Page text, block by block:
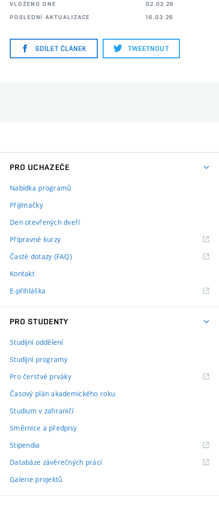
VLOŽENO DNE
02.02.26
POSLEDNÍ AKTUALIZACE
16.03.26
SDÍLET ČLÁNEK TWEETNOUT
PRO UCHAZEČE
Nabídka programů
Přijímačky
Den otevřených dveří
Přípravné kurzy
Časté dotazy (FAQ)
Kontakt
E-přihláška
PRO STUDENTY
Studijní oddělení
Studijní programy
Pro čerstvé prváky
Časový plán akademického roku
Studium v zahraničí
Směrnice a předpisy
Stipendia
Databáze závěrečných prácí
Galerie projektů